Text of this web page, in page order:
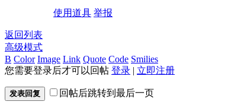
使用道具 举报
返回列表
高级模式
B Color Image Link Quote Code Smilies
您需要登录后才可以回帖 登录 | 立即注册
发表回复 回帖后跳转到最后一页